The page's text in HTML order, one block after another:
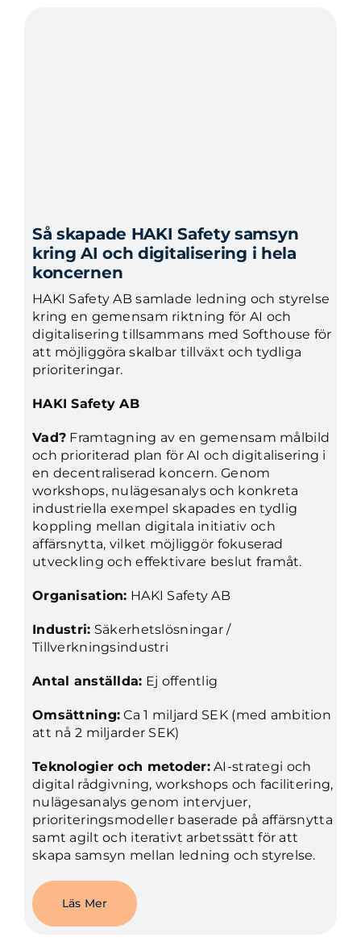
Så skapade HAKI Safety samsyn
kring AI och digitalisering i hela
koncernen
HAKI Safety AB samlade ledning och styrelse
kring en gemensam riktning för AI och
digitalisering tillsammans med Softhouse för
att möjliggöra skalbar tillväxt och tydliga
prioriteringar.
HAKI Safety AB
Vad? Framtagning av en gemensam målbild
och prioriterad plan för AI och digitalisering i
en decentraliserad koncern. Genom
workshops, nulägesanalys och konkreta
industriella exempel skapades en tydlig
koppling mellan digitala initiativ och
affärsnytta, vilket möjliggör fokuserad
utveckling och effektivare beslut framåt.
Organisation: HAKI Safety AB
Industri: Säkerhetslösningar /
Tillverkningsindustri
Antal anställda: Ej offentlig
Omsättning: Ca 1 miljard SEK (med ambition
att nå 2 miljarder SEK)
Teknologier och metoder:AI-strategi och
digital rådgivning, workshops och facilitering,
nulägesanalys genom intervjuer,
prioriteringsmodeller baserade på affärsnytta
samt agilt och iterativt arbetssätt för att
skapa samsyn mellan ledning och styrelse.
Läs Mer